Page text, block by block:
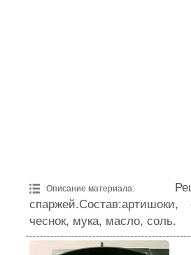
Описание материала:
чеснок, мука, масло, соль.